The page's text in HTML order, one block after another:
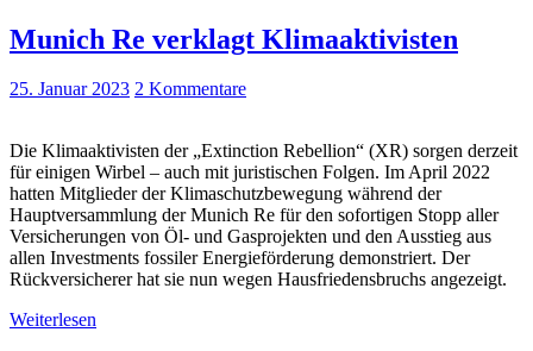
Munich Re verklagt Klimaaktivisten
25. Januar 2023 2 Kommentare
Die Klimaaktivisten der „Extinction Rebellion“ (XR) sorgen derzeit
für einigen Wirbel – auch mit juristischen Folgen. Im April 2022
hatten Mitglieder der Klimaschutzbewegung während der
Hauptversammlung der Munich Re für den sofortigen Stopp aller
Versicherungen von Öl- und Gasprojekten und den Ausstieg aus
allen Investments fossiler Energieförderung demonstriert. Der
Rückversicherer hat sie nun wegen Hausfriedensbruchs angezeigt.
Weiterlesen